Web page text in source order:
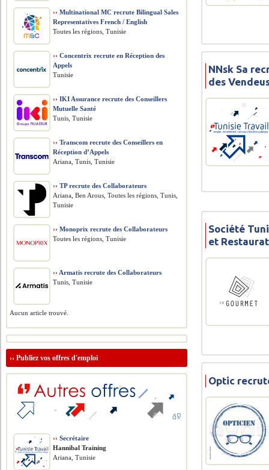
NNsk Sa
des
Société
et
Optic
›› Multinational MC recrute Bilingual Sales
Representatives French / English
Toutes les régions, Tunisie
›› Concentrix recrute en Réception des
Appels
Tunisie
›› IKI Assurance recrute des Conseillers
Mutuelle Santé
Tunis, Tunisie
›› Transcom recrute des Conseillers en
Réception d’Appels
Ariana, Tunis, Tunisie
›› TP recrute des Collaborateurs
Ariana, Ben Arous, Toutes les régions, Tunis,
Tunisie
›› Monoprix recrute des Collaborateurs
Toutes les régions, Tunisie
›› Armatis recrute des Collaborateurs
Tunis, Tunisie
Aucun article trouvé.
››Publiez vos offres d'emploi
›› Secrétaire
Hannibal Training
Ariana, Tunisie